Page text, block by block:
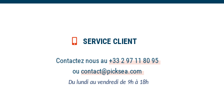
SERVICE CLIENT
Contactez nous au +33 2 97 11 80 95
ou contact@picksea.com
Du lundi au vendredi de 9h à 18h